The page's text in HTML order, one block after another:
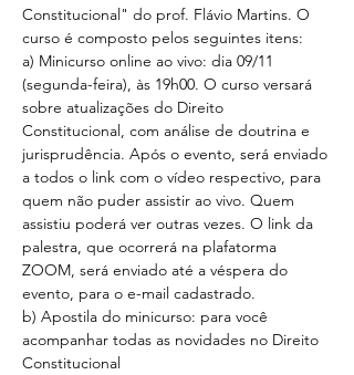
Constitucional" do prof. Flávio Martins. O
curso é composto pelos seguintes itens:
a) Minicurso online ao vivo: dia 09/11
(segunda-feira), às 19h00. O curso versará
sobre atualizações do Direito
Constitucional, com análise de doutrina e
jurisprudência. Após o evento, será enviado
a todos o link com o vídeo respectivo, para
quem não puder assistir ao vivo. Quem
assistiu poderá ver outras vezes. O link da
palestra, que ocorrerá na plafatorma
ZOOM, será enviado até a véspera do
evento, para o e-mail cadastrado.
b) Apostila do minicurso: para você
acompanhar todas as novidades no Direito
Constitucional